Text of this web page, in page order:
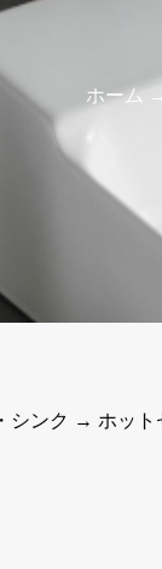
ホーム →
シンク → ホット